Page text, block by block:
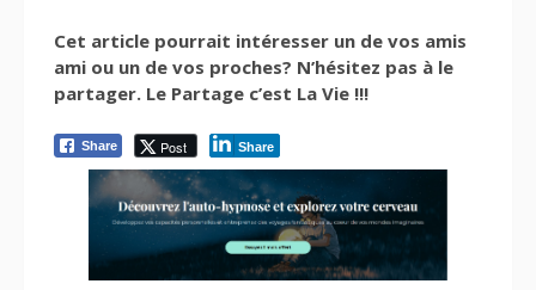
Cet article pourrait intéresser un de vos amis
ami ou un de vos proches? N’hésitez pas à le
partager. Le Partage c’est La Vie !!!
Share Post Share